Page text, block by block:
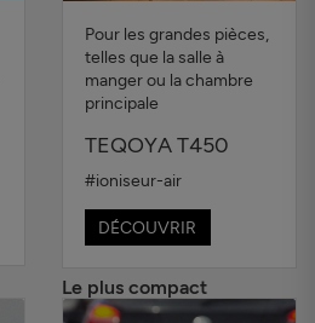
Pour les grandes pièces,
telles que la salle à
manger ou la chambre
principale
TEQOYA T450
#ioniseur-air
DÉCOUVRIR
Le plus compact